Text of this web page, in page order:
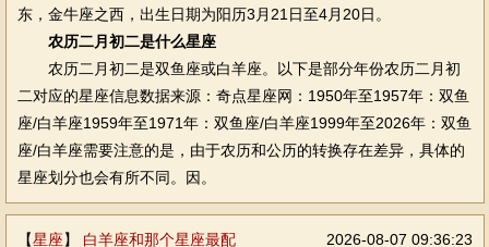
东，金牛座之西，出生日期为阳历3月21日至4月20日。
农历二月初二是什么星座
农历二月初二是双鱼座或白羊座。以下是部分年份农历二月初
二对应的星座信息数据来源：奇点星座网：1950年至1957年：双鱼
座/白羊座1959年至1971年：双鱼座/白羊座1999年至2026年：双鱼
座/白羊座需要注意的是，由于农历和公历的转换存在差异，具体的
星座划分也会有所不同。因。
【星座】 白羊座和那个星座最配 2026-08-07 09:36:23